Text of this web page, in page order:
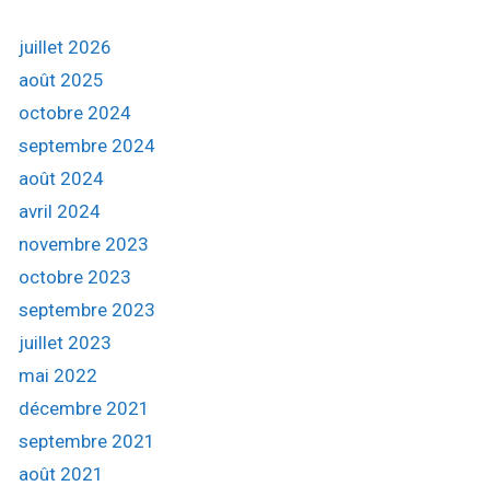
c
r
:
juillet 2026
août 2025
octobre 2024
septembre 2024
août 2024
avril 2024
novembre 2023
octobre 2023
septembre 2023
juillet 2023
mai 2022
décembre 2021
septembre 2021
août 2021